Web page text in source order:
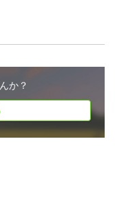
て、カタリバの全
験が豊富な大学生
築
探究を深めていけ
・地域人材の可視化
能登5校の合同学習
徒同士が関わり合
か？